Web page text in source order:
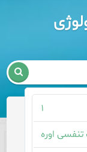

۱
اوره